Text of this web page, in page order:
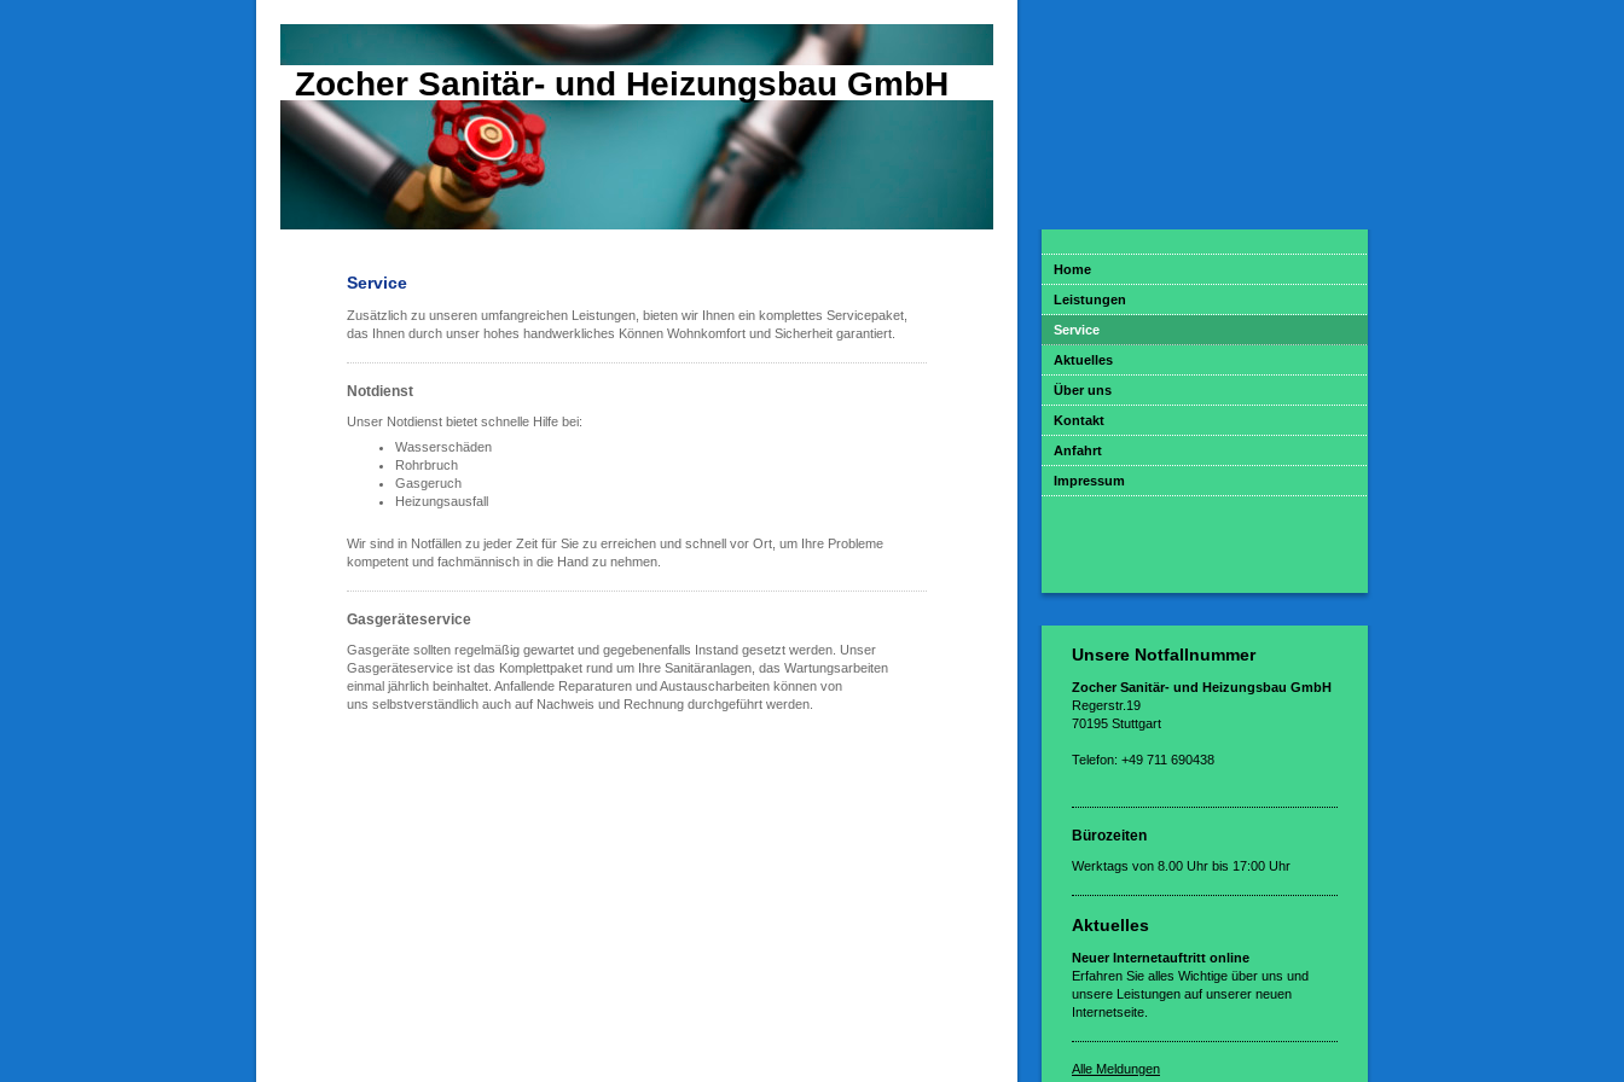
Zocher Sanitär- und Heizungsbau GmbH
Service
Zusätzlich zu unseren umfangreichen Leistungen, bieten wir Ihnen ein komplettes Servicepaket,
das Ihnen durch unser hohes handwerkliches Können Wohnkomfort und Sicherheit garantiert.
Notdienst
Unser Notdienst bietet schnelle Hilfe bei:
Wasserschäden
Rohrbruch
Gasgeruch
Heizungsausfall
Wir sind in Notfällen zu jeder Zeit für Sie zu erreichen und schnell vor Ort, um Ihre Probleme
kompetent und fachmännisch in die Hand zu nehmen.
Gasgeräteservice
Gasgeräte sollten regelmäßig gewartet und gegebenenfalls Instand gesetzt werden. Unser
Gasgeräteservice ist das Komplettpaket rund um Ihre Sanitäranlagen, das Wartungsarbeiten
einmal jährlich beinhaltet. Anfallende Reparaturen und Austauscharbeiten können von
uns selbstverständlich auch auf Nachweis und Rechnung durchgeführt werden.
Home
Leistungen
Service
Aktuelles
Über uns
Kontakt
Anfahrt
Impressum
Unsere Notfallnummer
Zocher Sanitär- und Heizungsbau GmbH
Regerstr.19
70195 Stuttgart
Telefon: +49 711 690438
Bürozeiten
Werktags von 8.00 Uhr bis 17:00 Uhr
Aktuelles
Neuer Internetauftritt online
Erfahren Sie alles Wichtige über uns und
unsere Leistungen auf unserer neuen
Internetseite.
Alle Meldungen